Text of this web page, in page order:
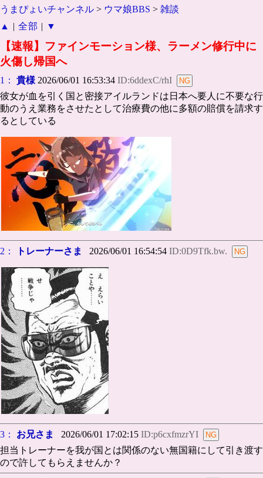
うまぴょいチャンネル > ウマ娘BBS > 雑談
▲
| 全部 | ▼
【速報】ファインモーション様、ラーメン修行中に
火傷し帰国へ
1： 貴様 2026/06/01 16:53:34 ID:6ddexC/rhI
彼女が血を引く国と密接アイルランドは日本へ要人に不要な行
動のうえ業務をさせたとして治療費の他に多額の賠償を請求す
るとしている
2： トレーナーさま 2026/06/01 16:54:54 ID:0D9Tfk.bw.
3： お兄さま 2026/06/01 17:02:15 ID:p6cxfmzrYI
担当トレーナーを我が国とは関係のない無国籍にして引き渡す
ので許してもらえませんか？